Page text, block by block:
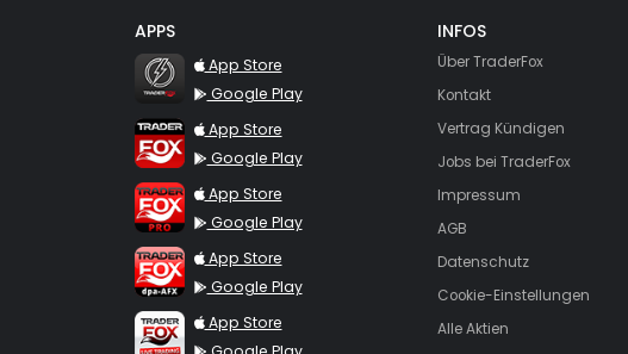
APPS
TraderFox Flash
App Store
Google Play
TraderFox App
App Store
Google Play
TraderFox Pro
App Store
Google Play
TraderFox dpa-AFX ProFeed
App Store
Google Play
TraderFox Live Trading
App Store
INFOS
Über TraderFox
Kontakt
Vertrag Kündigen
Jobs bei TraderFox
Impressum
AGB
Datenschutz
Cookie-Einstellungen
Alle Aktien